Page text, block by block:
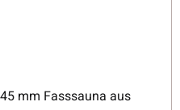
mm Fasssauna aus